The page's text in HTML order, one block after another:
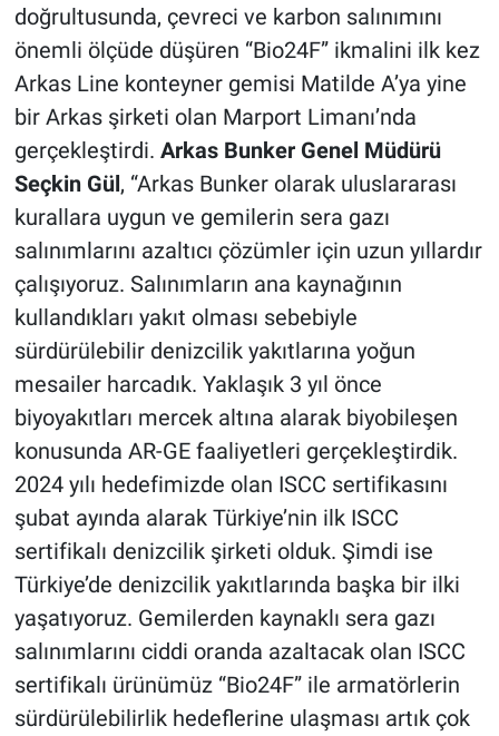
doğrultusunda, çevreci ve karbon salınımını
önemli ölçüde düşüren “Bio24F” ikmalini ilk kez
Arkas Line konteyner gemisi Matilde A’ya yine
bir Arkas şirketi olan Marport Limanı’nda
gerçekleştirdi. Arkas Bunker Genel Müdürü
Seçkin Gül, “Arkas Bunker olarak uluslararası
kurallara uygun ve gemilerin sera gazı
salınımlarını azaltıcı çözümler için uzun yıllardır
çalışıyoruz. Salınımların ana kaynağının
kullandıkları yakıt olması sebebiyle
sürdürülebilir denizcilik yakıtlarına yoğun
mesailer harcadık. Yaklaşık 3 yıl önce
biyoyakıtları mercek altına alarak biyobileşen
konusunda AR-GE faaliyetleri gerçekleştirdik.
2024 yılı hedefimizde olan ISCC sertifikasını
şubat ayında alarak Türkiye’nin ilk ISCC
sertifikalı denizcilik şirketi olduk. Şimdi ise
Türkiye’de denizcilik yakıtlarında başka bir ilki
yaşatıyoruz. Gemilerden kaynaklı sera gazı
salınımlarını ciddi oranda azaltacak olan ISCC
sertifikalı ürünümüz “Bio24F” ile armatörlerin
sürdürülebilirlik hedeflerine ulaşması artık çok